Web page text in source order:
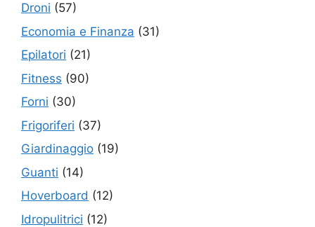
Droni (57)
Economia e Finanza (31)
Epilatori (21)
Fitness (90)
Forni (30)
Frigoriferi (37)
Giardinaggio (19)
Guanti (14)
Hoverboard (12)
Idropulitrici (12)